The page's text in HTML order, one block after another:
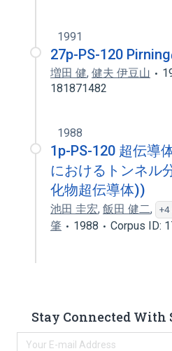
1991
27p-PS-120
増田 健, 健夫 伊豆山
181871482
1988
1p-PS-120 超伝導
におけるトンネル
化物超伝導体))
池田 圭宏, 飯田 健二, +4
肇
1988 Corpus ID:
Stay Connected With